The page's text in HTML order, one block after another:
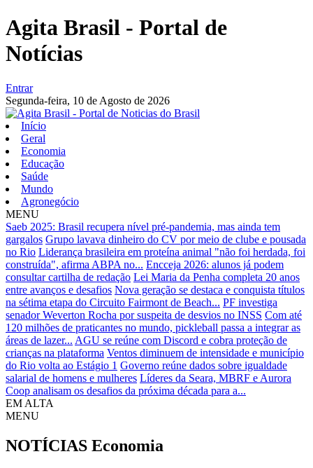
Agita Brasil - Portal de
Notícias
Entrar
Segunda-feira, 10 de Agosto de 2026
Início
Geral
Economia
Educação
Saúde
Mundo
Agronegócio
MENU
Saeb 2025: Brasil recupera nível pré-pandemia, mas ainda tem
gargalos Grupo lavava dinheiro do CV por meio de clube e pousada
no Rio Liderança brasileira em proteína animal "não foi herdada, foi
construída", afirma ABPA no... Encceja 2026: alunos já podem
consultar cartilha de redação Lei Maria da Penha completa 20 anos
entre avanços e desafios Nova geração se destaca e conquista títulos
na sétima etapa do Circuito Fairmont de Beach... PF investiga
senador Weverton Rocha por suspeita de desvios no INSS Com até
120 milhões de praticantes no mundo, pickleball passa a integrar as
áreas de lazer... AGU se reúne com Discord e cobra proteção de
crianças na plataforma Ventos diminuem de intensidade e município
do Rio volta ao Estágio 1 Governo reúne dados sobre igualdade
salarial de homens e mulheres Líderes da Seara, MBRF e Aurora
Coop analisam os desafios da próxima década para a...
EM ALTA
MENU
NOTÍCIAS Economia